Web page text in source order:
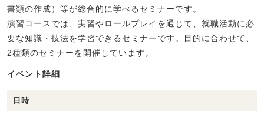
書類の作成）等が総合的に学べるセミナーです。
演習コースでは、実習やロールプレイを通じて、就職活動に必
要な知識・技法を学習できるセミナーです。目的に合わせて、
2種類のセミナーを開催しています。
イベント詳細
日時